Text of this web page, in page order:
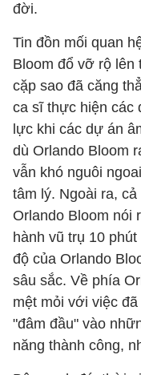
đời.
Tin đồn mối quan
Bloom đổ vỡ rộ lên
cặp sao đã căng
ca sĩ thực hiện các
lực khi các dự án
dù Orlando Bloom
vẫn khó nguôi
tâm lý. Ngoài ra,
Orlando Bloom nói
hành vũ trụ 10
độ của Orlando
sâu sắc. Về phía
mệt mỏi với việc
"đâm đầu" vào
năng thành công,